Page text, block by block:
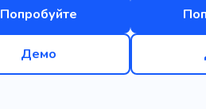
Попробуйте
Демо